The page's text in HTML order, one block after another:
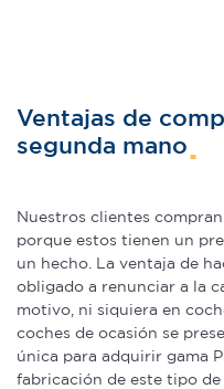
Ventajas de
segunda mano
Nuestros clientes
porque estos tienen un
un hecho. La ventaja de
obligado a renunciar a la
motivo, ni siquiera en
coches de ocasión se
única para adquirir gama
fabricación de este tipo de